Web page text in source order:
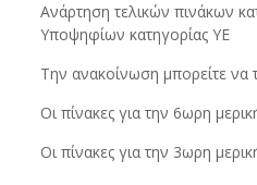
Ανάρτηση τελικών πινάκων
Υποψηφίων κατηγορίας ΥΕ
Την ανακοίνωση μπορείτε να
Οι πίνακες για την 6ωρη
Οι πίνακες για την 3ωρη